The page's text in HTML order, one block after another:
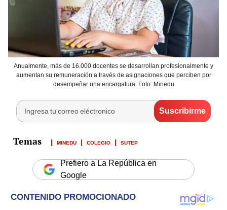
Anualmente, más de 16.000 docentes se desarrollan profesionalmente y
aumentan su remuneración a través de asignaciones que perciben por
desempeñar una encargatura. Foto: Minedu
MINEDU COLEGIO SUTEP
Prefiero a La República en
Google